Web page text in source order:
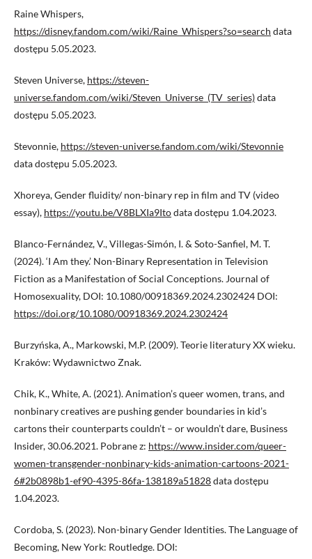
Raine Whispers,
https://disney.fandom.com/wiki/Raine_Whispers?so=search data
dostępu 5.05.2023.
Steven Universe, https://steven-
universe.fandom.com/wiki/Steven_Universe_(TV_series)data
dostępu 5.05.2023.
Stevonnie, https://steven-universe.fandom.com/wiki/Stevonnie
data dostępu 5.05.2023.
Xhoreya, Gender fluidity/ non-binary rep in film and TV (video
essay), https://youtu.be/V8BLXIa9Itodata dostępu 1.04.2023.
Blanco-Fernández, V., Villegas-Simón, I. & Soto-Sanfiel, M. T.
(2024). ‘I Am they.’ Non-Binary Representation in Television
Fiction as a Manifestation of Social Conceptions. Journal of
Homosexuality, DOI: 10.1080/00918369.2024.2302424 DOI:
https://doi.org/10.1080/00918369.2024.2302424
Burzyńska, A., Markowski, M.P. (2009). Teorie literatury XX wieku.
Kraków: Wydawnictwo Znak.
Chik, K., White, A. (2021). Animation’s queer women, trans, and
nonbinary creatives are pushing gender boundaries in kid’s
cartons their counterparts couldn’t – or wouldn’t dare, Business
Insider, 30.06.2021. Pobrane z: https://www.insider.com/queer-
women-transgender-nonbinary-kids-animation-cartoons-2021-
6#2b0898b1-ef90-4395-86fa-138189a51828data dostępu
1.04.2023.
Cordoba, S. (2023). Non-binary Gender Identities. The Language of
Becoming, New York: Routledge. DOI: